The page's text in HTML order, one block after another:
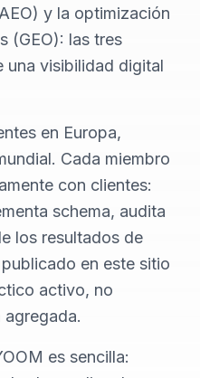
y la optimización
(GEO): las tres
una visibilidad digital
en Europa,
Cada miembro
con clientes:
schema, audita
los resultados de
en este sitio
activo, no
es sencilla: